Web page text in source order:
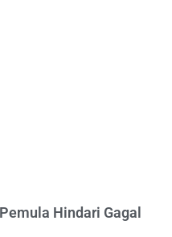
Hindari Gagal